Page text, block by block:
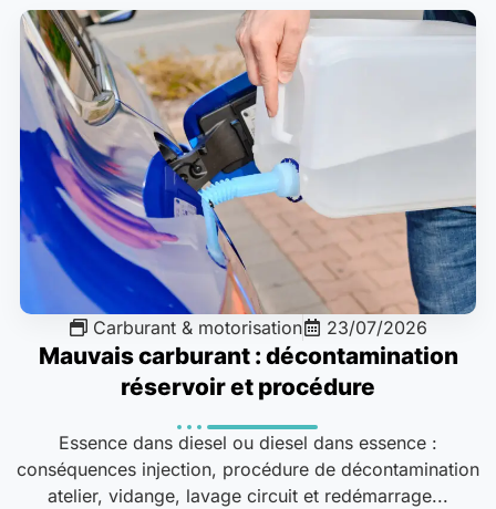
Carburant & motorisation 23/07/2026
Mauvais carburant : décontamination
réservoir et procédure
Essence dans diesel ou diesel dans essence :
conséquences injection, procédure de décontamination
atelier, vidange, lavage circuit et redémarrage...